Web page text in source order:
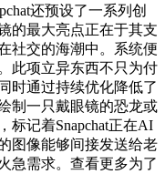
还预设了一系列创
的最大亮点正在于其支
社交的海潮中。系统便
此项立异东西不只为付
时通过持续优化降低了
制一只戴眼镜的恐龙或
标记着Snapchat正在AI
图像能够间接发送给老
急需求。查看更多为了